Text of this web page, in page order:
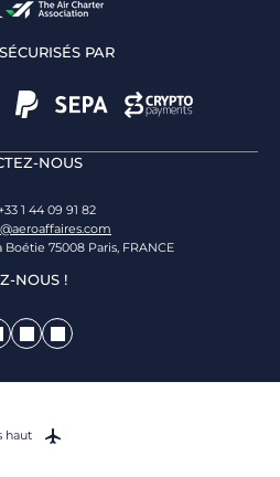
PAR
NOUS
1 44 09 91 82
Boétie 75008 Paris, FRANCE
NOUS !
haut